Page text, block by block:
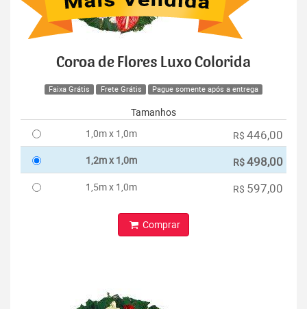
Coroa de Flores Luxo Colorida
Faixa Grátis Frete Grátis Pague somente após a entrega
Tamanhos
1,0m x 1,0m
R$ 446,00
1,2m x 1,0m R$498,00
1,5m x 1,0m R$ 597,00
Comprar